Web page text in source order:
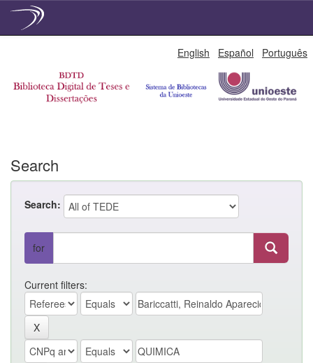
English Español Português
Search
Search:
for
Current filters: